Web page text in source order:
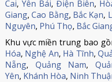
Cai, Yên Bái, Điện Biên,
Giang,Cao Bằng, Bắc Kạn,
Nguyên, Phú Thọ, Bắc
Khu vực miền trung bao
Hóa, Nghệ An, Hà Tĩnh,
Nẵng, Quảng Nam,
Yên, Khánh Hòa, Ninh